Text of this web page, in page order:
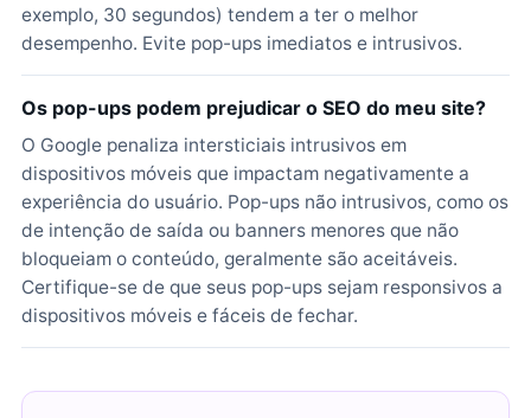
exemplo, 30 segundos) tendem a ter o melhor
desempenho. Evite pop-ups imediatos e intrusivos.
Os pop-ups podem prejudicar o SEO do meu site?
O Google penaliza intersticiais intrusivos em
dispositivos móveis que impactam negativamente a
experiência do usuário. Pop-ups não intrusivos, como os
de intenção de saída ou banners menores que não
bloqueiam o conteúdo, geralmente são aceitáveis.
Certifique-se de que seus pop-ups sejam responsivos a
dispositivos móveis e fáceis de fechar.